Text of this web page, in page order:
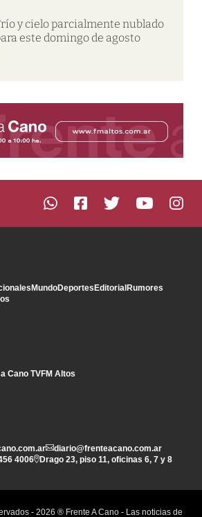
y cielo parcialmente nublado
este domingo de agosto
MundoDeportesEditorialRumores
Cano TVFM Altos
diario@frenteacano.com.ar
4006 Drago 23, piso 11, oficinas 6, 7 y 8
- 2026 ® Frente A Cano - Las noticias de